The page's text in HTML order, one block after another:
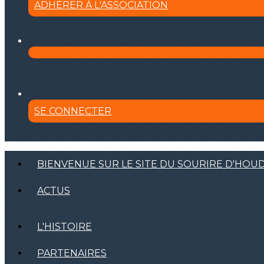
ADHÉRER À L'ASSOCIATION
SE CONNECTER
BIENVENUE SUR LE SITE DU SOURIRE
ACTUS
L'HISTOIRE
PARTENAIRES